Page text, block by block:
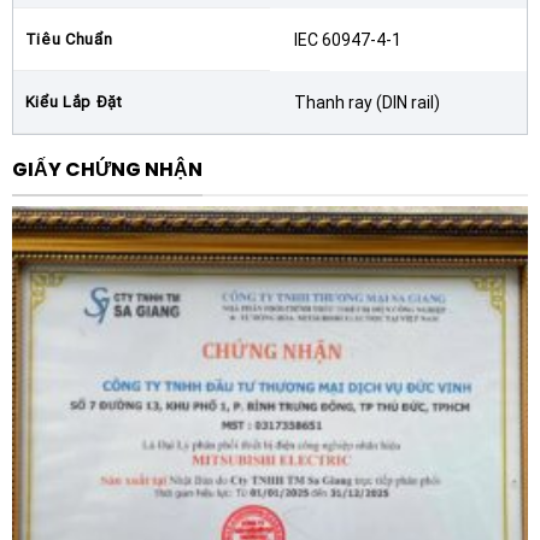
biết đến với tính kinh tế cao. Chủ đầu tư có thể sở hữu
với mức chi phí cực kỳ hợp lý, giúp tối ưu hóa tổng chi
năng lắp đặt nhanh chóng trên thanh ray (DIN rail) cũng
giúp giảm thiểu đáng kể thời gian thi công và bảo trì
định kỳ.
Ứng dụng thực tiễn của sản phẩm
Nhờ tính linh hoạt và độ tin cậy cao,
Contactor
Schneider LC1E1210B7được ứng dụng rộng rãi trong
nhiều lĩnh vực khác nhau:
Điều khiển động cơ:Sử dụng để khởi động trực tiếp
các động cơ 3 pha trong các hệ thống bơm nước,
quạt thông gió, băng tải nhỏ và máy nén khí.
Tiêu Chuẩn IEC 60947-4-1
Kiểu Lắp Đặt Thanh ray (DIN rail)
GIẤY CHỨNG NHẬN